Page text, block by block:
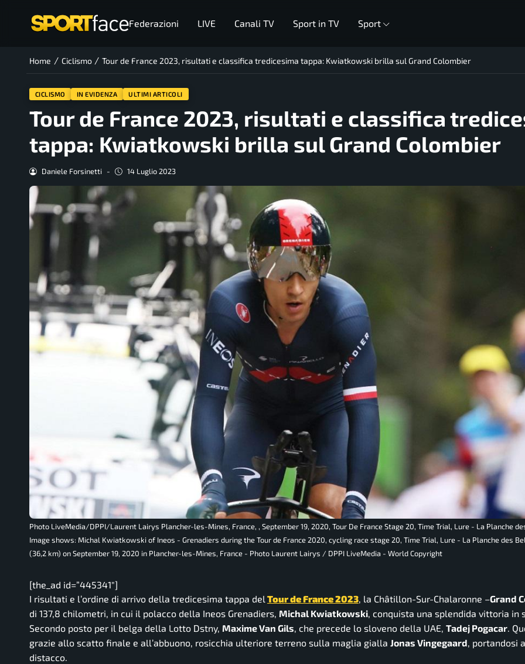
Federazioni LIVE Canali TV Sport in TV Sport
Home / Ciclismo / Tour de France 2023, risultati e classifica tredicesima tappa: Kwiatkowski brilla sul Grand Colombier
CICLISMO IN EVIDENZA ULTIMI ARTICOLI
Tour de France 2023, risultati e classifica
tappa: Kwiatkowski brilla sul Grand Colombier
Daniele Forsinetti - 14 Luglio 2023
Photo LiveMedia/DPPI/Laurent Lairys Plancher-les-Mines, France, , September 19, 2020, Tour De France Stage 20, Time Trial, Lure - La Planche
Image shows: Michal Kwiatkowski of Ineos - Grenadiers during the Tour de France 2020, cycling race stage 20, Time Trial, Lure - La Planche des
(36,2 km) on September 19, 2020 in Plancher-les-Mines, France - Photo Laurent Lairys / DPPI LiveMedia - World Copyright
[the_ad id=”445341″]
I risultati e l’ordine di arrivo della tredicesima tappa del Tour de France 2023, la Châtillon-Sur-Chalaronne –Grand
di 137,8 chilometri, in cui il polacco della Ineos Grenadiers, Michal Kwiatkowski, conquista una splendida vittoria in
Secondo posto per il belga della Lotto Dstny, Maxime Van Gils, che precede lo sloveno della UAE, Tadej Pogacar.
grazie allo scatto finale e all’abbuono, rosicchia ulteriore terreno sulla maglia gialla Jonas Vingegaard, portandosi
distacco.